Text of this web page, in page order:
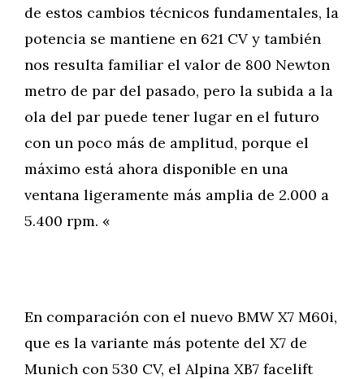
de estos cambios técnicos fundamentales, la
potencia se mantiene en 621 CV y también
nos resulta familiar el valor de 800 Newton
metro de par del pasado, pero la subida a la
ola del par puede tener lugar en el futuro
con un poco más de amplitud, porque el
máximo está ahora disponible en una
ventana ligeramente más amplia de 2.000 a
5.400 rpm. «
En comparación con el nuevo BMW X7 M60i,
que es la variante más potente del X7 de
Munich con 530 CV, el Alpina XB7 facelift